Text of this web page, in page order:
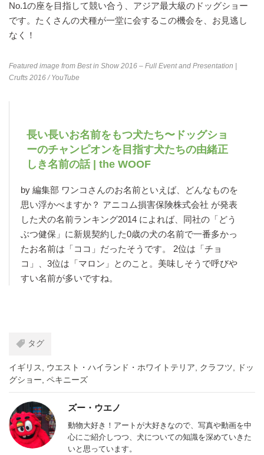
No.1の座を目指して競い合う、アジア最大級のドッグショー
です。たくさんの犬種が一堂に会するこの機会を、お見逃し
なく！
Featured image from Best in Show 2016 – Full Event and Presentation |
Crufts 2016/ YouTube
長い長いお名前をもつ犬たち〜ドッグショ
ーのチャンピオンを目指す犬たちの由緒正
しき名前の話 | the WOOF
by 編集部 ワンコさんのお名前といえば、どんなものを
思い浮かべますか？ アニコム損害保険株式会社 が発表
した犬の名前ランキング2014 によれば、同社の「どう
ぶつ健保」に新規契約した0歳の犬の名前で一番多かっ
たお名前は「ココ」だったそうです。 2位は「チョ
コ」、3位は「マロン」とのこと。美味しそうで呼びや
すい名前が多いですね。
タグ
イギリス ウエスト・ハイランド・ホワイトテリア クラフツ
ドッ
グショー ペキニーズ
ズー・ウエノ
動物大好き！アートが大好きなので、写真や動画を中
心にご紹介しつつ、犬についての知識を深めていきた
いと思っています。